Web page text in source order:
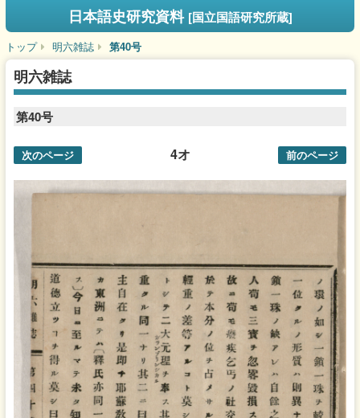
日本語史研究資料 [国立国語研究所蔵]
トップ 明六雑誌 第40号
明六雑誌
第40号
4オ
次のページ 前のページ